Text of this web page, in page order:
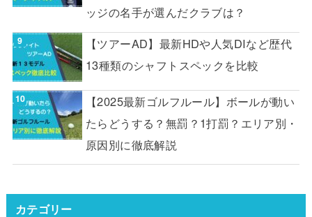
ッジの名手が選んだクラブは？
【ツアーAD】最新HDや人気DIなど歴代
13種類のシャフトスペックを比較
【2025最新ゴルフルール】ボールが動い
たらどうする？無罰？1打罰？エリア別・
原因別に徹底解説
カテゴリー